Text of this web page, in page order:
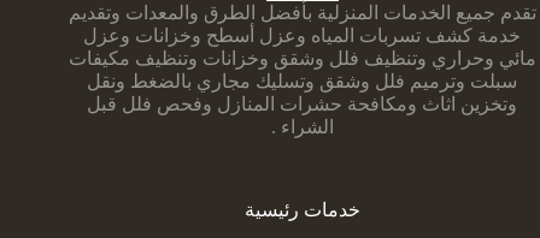
تقدم جميع الخدمات المنزلية بأفضل الطرق والمعدات وتقديم
خدمة كشف تسربات المياه وعزل أسطح وخزانات وعزل
مائي وحراري وتنظيف فلل وشقق وخزانات وتنظيف مكيفات
سبلت وترميم فلل وشقق وتسليك مجاري بالضغط ونقل
وتخزين اثاث ومكافحة حشرات المنازل وفحص فلل قبل
الشراء .
خدمات رئيسية